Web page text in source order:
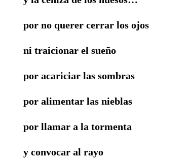
por no querer cerrar los ojos
ni traicionar el sueño
por acariciar las sombras
por alimentar las nieblas
por llamar a la tormenta
y convocar al rayo